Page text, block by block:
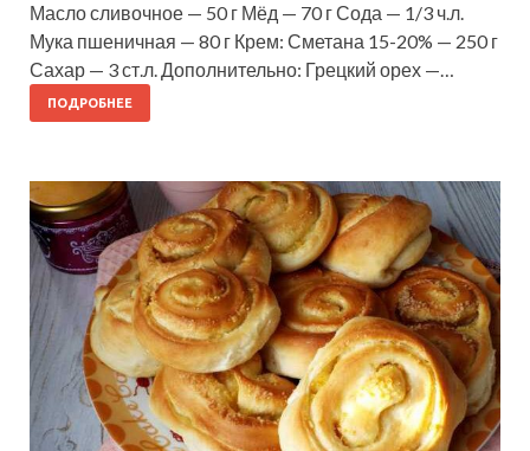
Масло сливочное — 50 г Мёд — 70 г Сода — 1/3 ч.л.
Мука пшеничная — 80 г Крем: Сметана 15-20% — 250 г
Сахар — 3 ст.л. Дополнительно: Грецкий орех —…
ПОДРОБНЕЕ